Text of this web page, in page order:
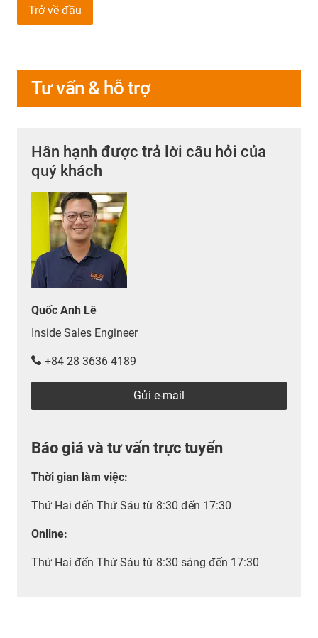
Trở về đầu
Tư vấn & hỗ trợ
Hân hạnh được trả lời câu hỏi của
quý khách
Quốc Anh Lê
Inside Sales Engineer
+84 28 3636 4189
Gửi e-mail
Báo giá và tư vấn trực tuyến
Thời gian làm việc:
Thứ Hai đến Thứ Sáu từ 8:30 đến 17:30
Online:
Thứ Hai đến Thứ Sáu từ 8:30 sáng đến 17:30